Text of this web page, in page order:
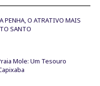
PENHA, O ATRATIVO MAIS
SANTO
Mole: Um Tesouro